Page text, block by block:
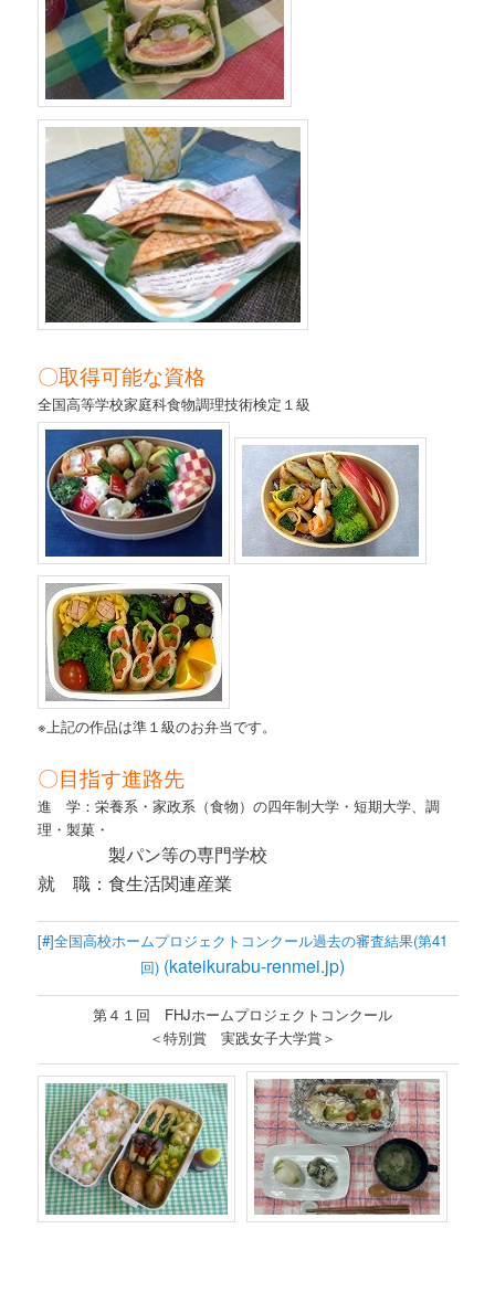
〇取得可能な資格
全国高等学校家庭科食物調理技術検定１級
※上記の作品は準１級のお弁当です。
〇目指す進路先
進 学：栄養系・家政系（食物）の四年制大学・短期大学、調
理・製菓・
製パン等の専門学校
就 職：食生活関連産業
[#]全国高校ホームプロジェクトコンクール過去の審査結果(第41
回) (kateikurabu-renmei.jp)
第４１回 FHJホームプロジェクトコンクール
＜特別賞 実践女子大学賞＞